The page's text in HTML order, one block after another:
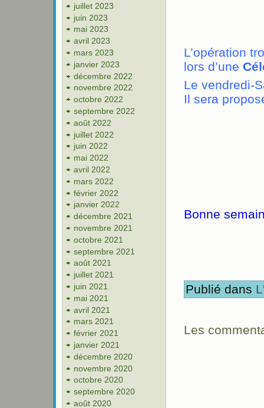
juillet 2023
juin 2023
mai 2023
avril 2023
mars 2023
janvier 2023
décembre 2022
novembre 2022
octobre 2022
septembre 2022
août 2022
juillet 2022
juin 2022
mai 2022
avril 2022
mars 2022
février 2022
janvier 2022
décembre 2021
novembre 2021
octobre 2021
septembre 2021
août 2021
juillet 2021
juin 2021
mai 2021
avril 2021
mars 2021
février 2021
janvier 2021
décembre 2020
novembre 2020
octobre 2020
septembre 2020
août 2020
L’opération
lors d’une
Le vendredi-
Il sera
Bonne
Publié dans
Les